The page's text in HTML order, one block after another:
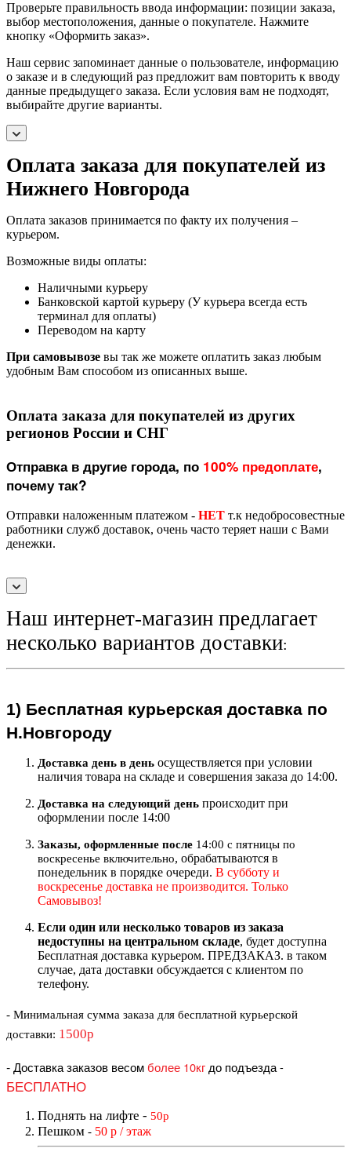
Проверьте правильность ввода информации: позиции заказа,
выбор местоположения, данные о покупателе. Нажмите
кнопку «Оформить заказ».
Наш сервис запоминает данные о пользователе, информацию
о заказе и в следующий раз предложит вам повторить к вводу
данные предыдущего заказа. Если условия вам не подходят,
выбирайте другие варианты.
Оплата заказа для покупателей из
Нижнего Новгорода
Оплата заказов принимается по факту их получения –
курьером.
Возможные виды оплаты:
Наличными курьеру
Банковской картой курьеру (У курьера всегда есть
терминал для оплаты)
Переводом на карту
При самовывозе вы так же можете оплатить заказ любым
удобным Вам способом из описанных выше.
Оплата заказа для покупателей из других
регионов России и СНГ
Отправка в другие города, по 100% предоплате,
почему так?
Отправки наложенным платежом - НЕТ т.к недобросовестные
работники служб доставок, очень часто теряет наши с Вами
денежки.
Наш интернет-магазин предлагает
несколько вариантов доставки:
1) Бесплатная курьерская доставка по
Н.Новгороду
Доставка день в день осуществляется при условии
наличия товара на складе и совершения заказа до 14:00.
Доставка на следующий день происходит при
оформлении после 14:00
Заказы, оформленные после 14:00 с пятницы по
воскресенье включительно, обрабатываются в
понедельник в порядке очереди. В субботу и
воскресенье доставка не производится. Только
Самовывоз!
Если один или несколько товаров из заказа
недоступны на центральном складе, будет доступна
Бесплатная доставка курьером. ПРЕДЗАКАЗ. в таком
случае, дата доставки обсуждается с клиентом по
телефону.
- Минимальная сумма заказа для бесплатной курьерской
доставки: 1500р
-Доставка заказов весомболее 10кгдо подъезда-
БЕСПЛАТНО
Поднять на лифте - 50р
Пешком - 50 р / этаж